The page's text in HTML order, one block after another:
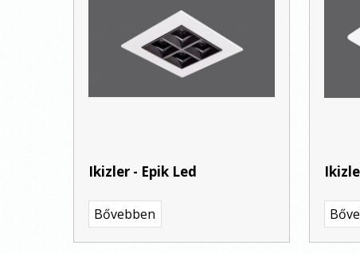
Ikizler - Epik Led
Bővebben